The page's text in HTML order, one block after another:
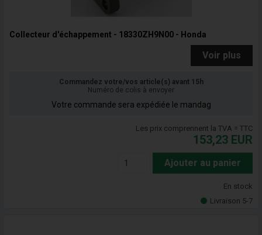
Collecteur d'échappement - 18330ZH9N00 - Honda
Voir plus
Commandez votre/vos article(s) avant 15h
Numéro de colis à envoyer
Votre commande sera expédiée le mandag
Les prix comprennent la TVA = TTC
153,23 EUR
Ajouter au panier
En stock
Livraison 5-7